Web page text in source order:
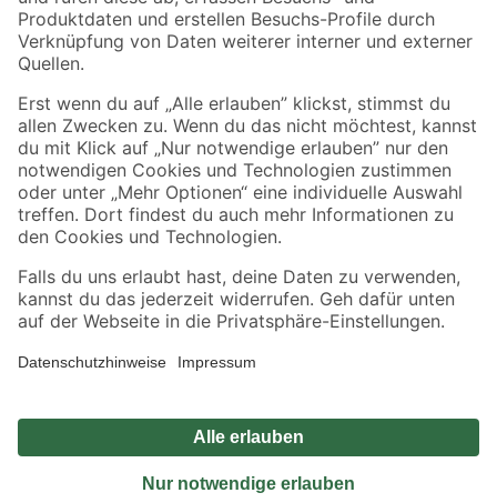
Sicher einkaufen
Jetzt die toom-App herunterladen
Alle Preisangaben in EUR inkl. gesetzl. MwSt.. Die dargestellten Angebote sind unter
Umständen nicht in allen Märkten verfügbar. Die angegebenen Verfügbarkeiten beziehen
Produkte nur solange der Vorrat reicht.
*Paketversand ab 59 € versandkostenfrei, gilt nicht für Artikel mit Speditionsversand, hier
Privatsphäre Impressum
Nutzungsbedingungen
Widerrufsrecht
Vertrag widerrufen